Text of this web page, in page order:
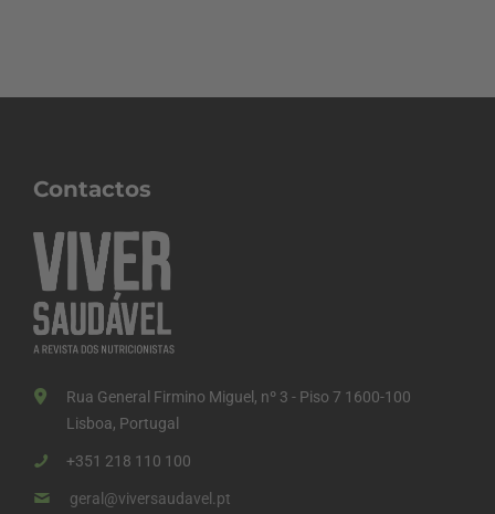
Contactos
Rua General Firmino Miguel, nº 3 - Piso 7 1600-100
Lisboa, Portugal
+351 218 110 100
geral@viversaudavel.pt